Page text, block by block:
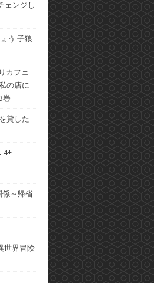
ェンジし
う 子狼
カフェ
の店に
巻
貸した
4+
係～帰省
世界冒険